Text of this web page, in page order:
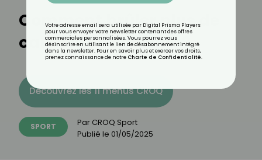
Comment brûler plus de
calories en courant ?
Découvrez les 11 menus CROQ
SPORT Par CROQ Sport
Publié le 01/05/2025
Votre adresse email sera utilisée par Digital Prisma Players
pour vous envoyer votre newsletter contenant des offres
commerciales personnalisées. Vous pourrez vous
désinscrire en utilisant le lien de désabonnement intégré
dans la newsletter. Pour en savoir plus et exercer vos droits,
prenez connaissance de notre Charte de Confidentialité.